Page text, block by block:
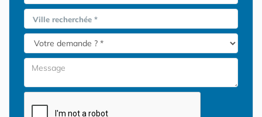
Ville recherchée *